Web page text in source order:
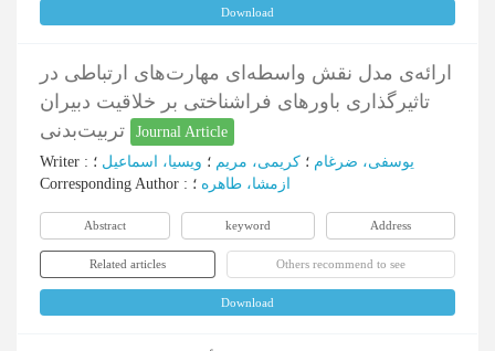
Download
ارائه‌ی مدل نقش واسطه‌ای مهارت‌های ارتباطی در
تاثیرگذاری باورهای فراشناختی بر خلاقیت دبیران
Journal Article
Writer : یوسفی، ضرغام ؛ کریمی، مریم ؛ ویسیا، اسماعیل ؛
Corresponding Author : ازمشا، طاهره ؛
Abstract keyword Address
Related articles Others recommend to see
Download